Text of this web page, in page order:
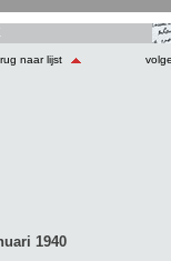
naar lijst
1940